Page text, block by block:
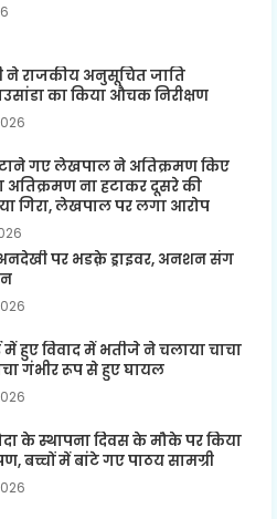
ने राजकीय अनुसूचित जाति
का किया औचक निरीक्षण
गए लेखपाल ने अतिक्रमण किए
अतिक्रमण ना हटाकर दूसरे की
गिरा, लेखपाल पर लगा आरोप
पर भडक़े ड्राइवर, अनशन संग
हुए विवाद में भतीजे ने चलाया चाचा
गंभीर रूप से हुए घायल
के स्थापना दिवस के मौके पर किया
बच्चों में बांटे गए पाठय सामग्री